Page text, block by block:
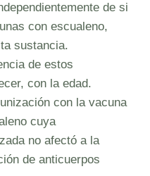
de si
con escualeno,
sustancia.
de estos
con la edad.
con la vacuna
cuya
no afectó a la
de anticuerpos